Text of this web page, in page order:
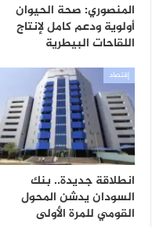
المنصوري: صحة الحيوان
أولوية ودعم كامل لإنتاج
اللقاحات البيطرية
إقتصاد
انطلاقة جديدة.. بنك
السودان يدشن المحول
القومي للمرة الأولى